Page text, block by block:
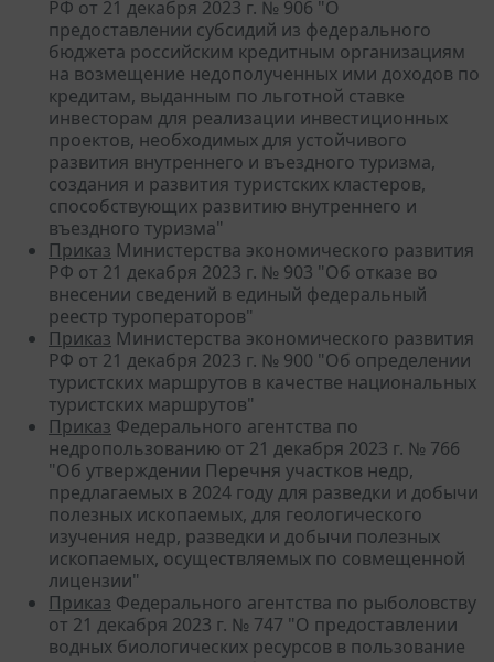
РФ от 21 декабря 2023 г. № 906 "О
предоставлении субсидий из федерального
бюджета российским кредитным организациям
на возмещение недополученных ими доходов по
кредитам, выданным по льготной ставке
инвесторам для реализации инвестиционных
проектов, необходимых для устойчивого
развития внутреннего и въездного туризма,
создания и развития туристских кластеров,
способствующих развитию внутреннего и
въездного туризма"
Приказ Министерства экономического развития
РФ от 21 декабря 2023 г. № 903 "Об отказе во
внесении сведений в единый федеральный
реестр туроператоров"
Приказ Министерства экономического развития
РФ от 21 декабря 2023 г. № 900 "Об определении
туристских маршрутов в качестве национальных
туристских маршрутов"
Приказ Федерального агентства по
недропользованию от 21 декабря 2023 г. № 766
"Об утверждении Перечня участков недр,
предлагаемых в 2024 году для разведки и добычи
полезных ископаемых, для геологического
изучения недр, разведки и добычи полезных
ископаемых, осуществляемых по совмещенной
лицензии"
Приказ Федерального агентства по рыболовству
от 21 декабря 2023 г. № 747 "О предоставлении
водных биологических ресурсов в пользование